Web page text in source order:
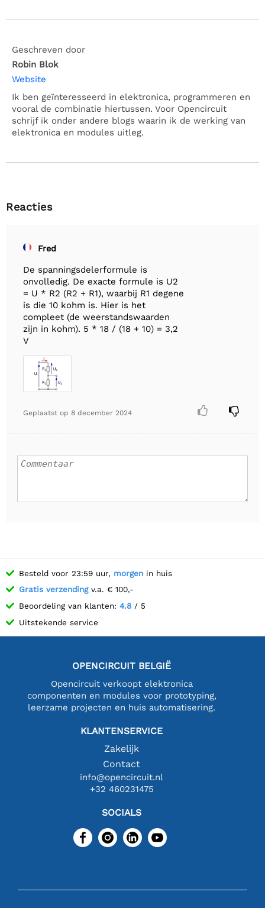
Geschreven door
Robin Blok
Website
Ik ben geïnteresseerd in elektronica, programmeren en
vooral de combinatie hiertussen. Voor Opencircuit
schrijf ik onder andere blogs waarin ik de werking van
elektronica en modules uitleg.
Reacties
Fred
De spanningsdelerformule is
onvolledig. De exacte formule is U2
= U * R2 (R2 + R1), waarbij R1 degene
is die 10 kohm is. Hier is het
compleet (de weerstandswaarden
zijn in kohm). 5 * 18 / (18 + 10) = 3,2
V
Geplaatst op 8 december 2024  
Besteld voor 23:59 uur, morgen in huis
Gratis verzendingv.a. € 100,-
Beoordeling van klanten: 4.8 / 5
Uitstekende service
OPENCIRCUIT BELGIË
Opencircuit verkoopt elektronica
componenten en modules voor prototyping,
leerzame projecten en huis automatisering.
KLANTENSERVICE
Zakelijk
Contact
info@opencircuit.nl
+32 460231475
SOCIALS